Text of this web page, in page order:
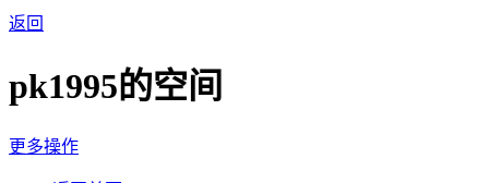
返回
pk1995的空间
更多操作